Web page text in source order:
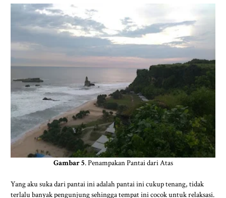
Gambar 5. Penampakan Pantai dari Atas
Yang aku suka dari pantai ini adalah pantai ini cukup tenang, tidak
terlalu banyak pengunjung sehingga tempat ini cocok untuk relaksasi.